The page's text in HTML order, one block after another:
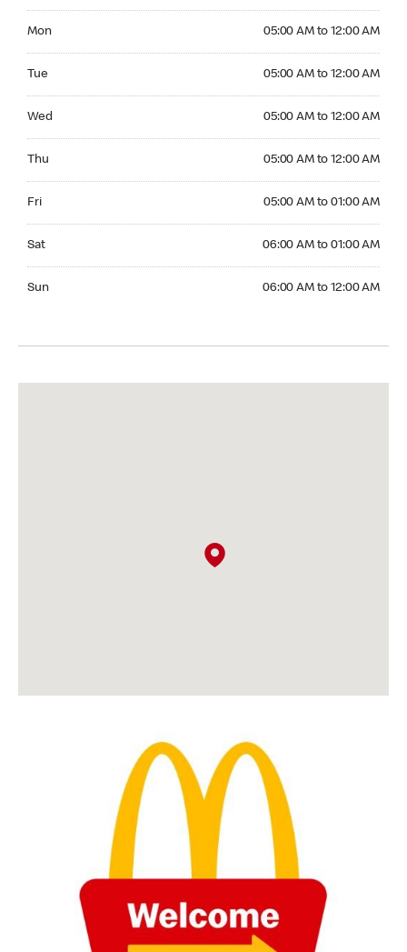
Mon 05:00 AM to 12:00 AM
Tue 05:00 AM to 12:00 AM
Wed 05:00 AM to 12:00 AM
Thu 05:00 AM to 12:00 AM
Fri 05:00 AM to 01:00 AM
Sat 06:00 AM to 01:00 AM
Sun 06:00 AM to 12:00 AM